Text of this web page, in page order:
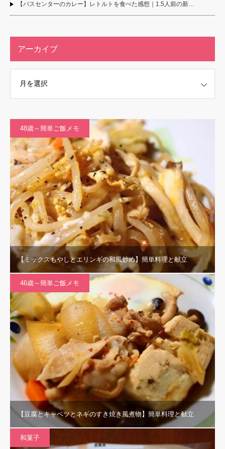
【バスセンターのカレー】レトルトを食べた感想｜1.5人前の新…
アーカイブ
48歳～簡単ご飯メモ
【ミックスもやしとエリンギの和風炒め】簡単料理と献立
46歳～簡単ご飯メモ
【豆腐とキャベツとネギのすき焼き風煮物】簡単料理と献立
和菓子